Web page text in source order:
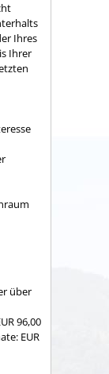
Ihres
Ihrer
über
96,00
EUR